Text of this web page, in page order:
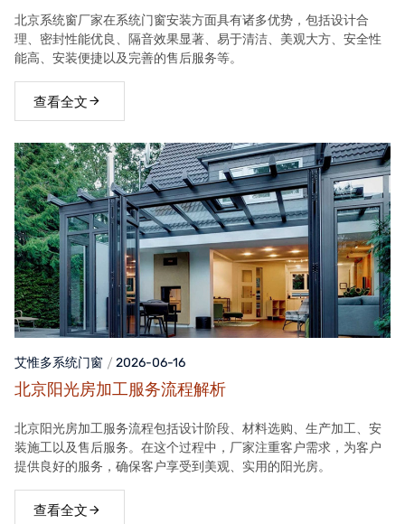
北京系统窗厂家在系统门窗安装方面具有诸多优势，包括设计合
理、密封性能优良、隔音效果显著、易于清洁、美观大方、安全性
能高、安装便捷以及完善的售后服务等。
查看全文
艾惟多系统门窗 2026-06-16
北京阳光房加工服务流程解析
北京阳光房加工服务流程包括设计阶段、材料选购、生产加工、安
装施工以及售后服务。在这个过程中，厂家注重客户需求，为客户
提供良好的服务，确保客户享受到美观、实用的阳光房。
查看全文